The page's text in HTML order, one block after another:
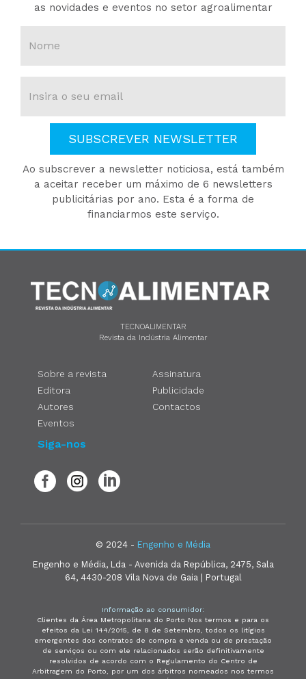
as novidades e eventos no setor agroalimentar
SUBSCREVER NEWSLETTER
Ao subscrever a newsletter noticiosa, está também
a aceitar receber um máximo de 6 newsletters
publicitárias por ano. Esta é a forma de
financiarmos este serviço.
TECNOALIMENTAR
Revista da Indústria Alimentar
Sobre a revista
Editora
Autores
Eventos
Assinatura
Publicidade
Contactos
Siga-nos
© 2024 - Engenho e Média
Engenho e Média, Lda - Avenida da República, 2475, Sala
64, 4430-208 Vila Nova de Gaia | Portugal
Informação ao consumidor:
Clientes da Área Metropolitana do Porto Nos termos e para os
efeitos da Lei 144/2015, de 8 de Setembro, todos os litígios
emergentes dos contratos de compra e venda ou de prestação
de serviços ou com ele relacionados serão definitivamente
resolvidos de acordo com o Regulamento do Centro de
Arbitragem do Porto, por um dos árbitros nomeados nos termos